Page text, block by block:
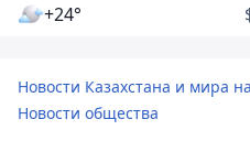
+24°
Новости Казахстана и мира
Новости общества